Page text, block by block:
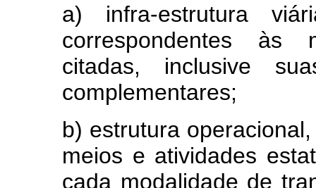
a) infra-estrutura
correspondentes às
citadas, inclusive
complementares;
b) estrutura
meios e atividades
cada modalidade de